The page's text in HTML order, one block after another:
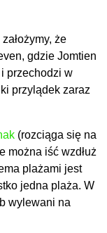
że
gdzie Jomtien
przechodzi w
przylądek zaraz
(rozciąga się na
można iść wzdłuż
plażami jest
jedna plaża. W
wylewani na